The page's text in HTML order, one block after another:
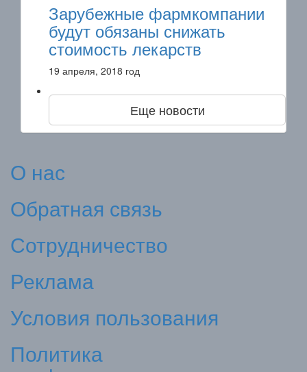
Зарубежные фармкомпании
будут обязаны снижать
стоимость лекарств
19 апреля, 2018 год
Еще новости
О нас
Обратная связь
Сотрудничество
Реклама
Условия пользования
Политика